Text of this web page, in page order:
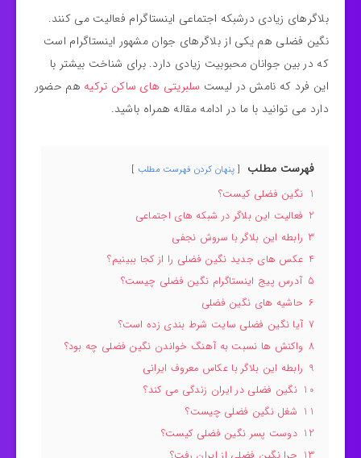
بلاگرهای زیادی درشبکه اجتماعی اینستاگرام فعالیت می کنند.
نگین فضلی هم یکی از بلاگرهای جوان مشهور اینستاگرام است
که در بین جوانان محبوبیت زیادی دارد. برای شناخت بیشتر با
این فرد که نامش در لیست سلبریتی های ساکن ترکیه هم حضور
دارد می توانید با ما در ادامه مقاله همراه باشید.
فهرست مطلب پنهان کردن فهرست مطلب
1 نگین فضلی کیست؟
2 فعالیت این بلاگر در شبکه های اجتماعی
3 رابطه این بلاگر با سروش نجفی
4 عکس های جدید نگین فضلی را از کجا ببینیم؟
5 آدرس پیج اینستاگرام نگین فضلی چیست؟
6 حاشیه های نگین فضلی
7 آیا نگین فضلی سایت شرط بندی زده است؟
8 واکنش ها نسبت به آهنگ خواندن نگین فضلی چه بود؟
9 رابطه این بلاگر با عکاس معروف ایرانی
10 نگین فضلی در ایران زندگی می کند؟
11 شغل نگین فضلی چیست؟
12 دوست پسر نگین فضلی کیست؟